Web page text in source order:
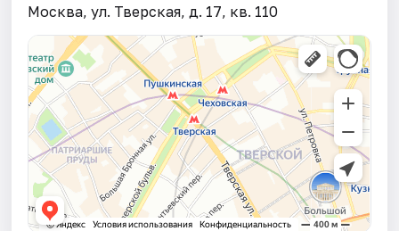
Москва, ул. Тверская, д. 17, кв. 110